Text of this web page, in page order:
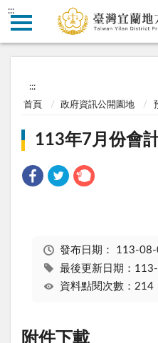
:::
:::
首頁 政府資訊公開園地
113年7月份會
發布日期： 113-08-
最後更新日期：
資料點閱次數：214
附件下載